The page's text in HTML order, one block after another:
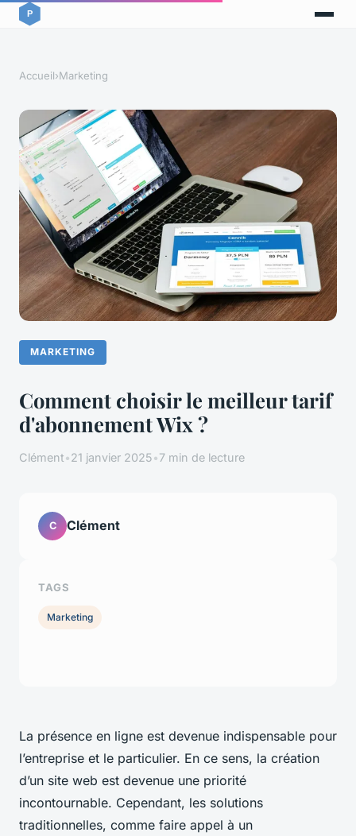
Accueil›Marketing
MARKETING
Comment choisir le meilleur tarif
d'abonnement Wix ?
Clément•21 janvier 2025•7 min de lecture
La présence en ligne est devenue indispensable pour
l’entreprise et le particulier. En ce sens, la création
d’un site web est devenue une priorité
incontournable. Cependant, les solutions
traditionnelles, comme faire appel à un
C Clément
TAGS
Marketing